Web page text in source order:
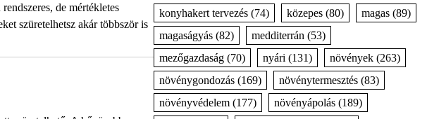
de mértékletes
szüretelhetsz akár többször is
konyhakert tervezés(74) közepes(80) magas(89)
magaságyás(82) medditerrán (53)
mezőgazdaság(70) nyári (131) növények(263)
növénygondozás(169) növénytermesztés(83)
növényvédelem(177) növényápolás(189)